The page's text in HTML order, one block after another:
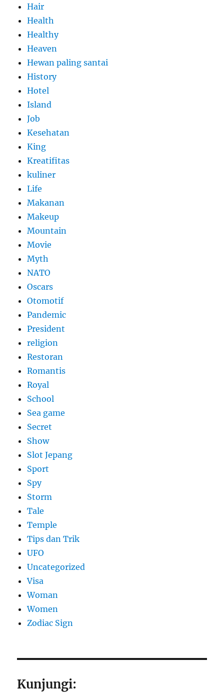
Hair
Health
Healthy
Heaven
Hewan paling santai
History
Hotel
Island
Job
Kesehatan
King
Kreatifitas
kuliner
Life
Makanan
Makeup
Mountain
Movie
Myth
NATO
Oscars
Otomotif
Pandemic
President
religion
Restoran
Romantis
Royal
School
Sea game
Secret
Show
Slot Jepang
Sport
Spy
Storm
Tale
Temple
Tips dan Trik
UFO
Uncategorized
Visa
Woman
Women
Zodiac Sign
Kunjungi: